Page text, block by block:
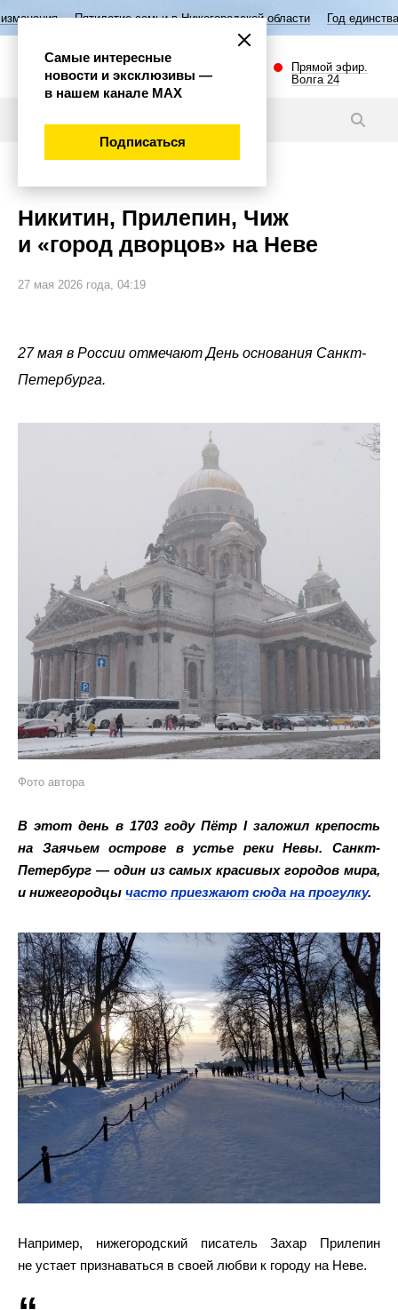
семьи в Нижегородской области Год единства народов России
Прямой эфир.
Волга 24
Никитин, Прилепин, Чиж
и «город дворцов» на Неве
27 мая 2026 года, 04:19
27 мая в России отмечают День основания Санкт-
Петербурга.
Фото автора
В этот день в 1703 году Пётр I заложил крепость
на Заячьем острове в устье реки Невы. Санкт-
Петербург — один из самых красивых городов мира,
и нижегородцы часто приезжают сюда на прогулку.
Например, нижегородский писатель Захар Прилепин
не устает признаваться в своей любви к городу на Неве.
Самые интересные
новости и эксклюзивы —
в нашем канале МАХ
Подписаться